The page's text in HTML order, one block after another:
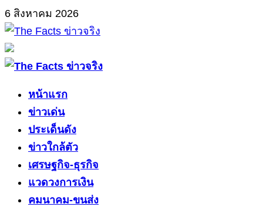
Skip
to
content
6 สิงหาคม 2026
Primary
หน้าแรก
ข่าวเด่น
ประเด็นดัง
ข่าวใกล้ตัว
เศรษฐกิจ-ธุรกิจ
แวดวงการเงิน
คมนาคม-ขนส่ง